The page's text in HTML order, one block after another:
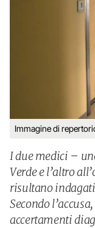
Immagine di
I due medici –
Verde e l’altro
risultano
Secondo
accertamenti